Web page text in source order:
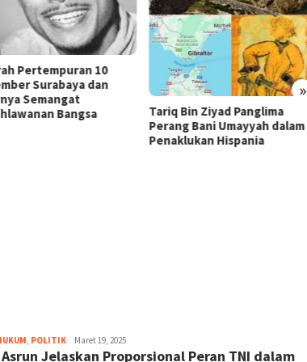
»
Pertempuran 10
Surabaya dan
Semangat
Bangsa
Tariq Bin Ziyad Panglima
Perang Bani Umayyah dalam
Penaklukan Hispania
, POLITIK Bayu
Hidayah
Maret 19, 2025
Jelaskan Proporsional Peran TNI dalam